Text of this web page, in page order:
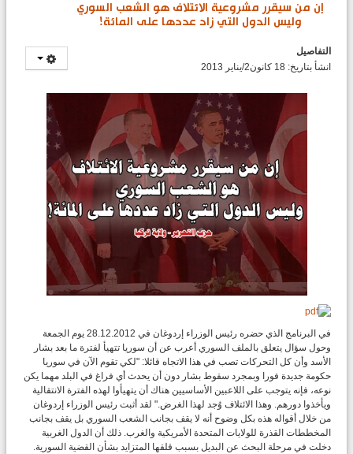
إن من سيقرر مشروعية الائتلاف هو الشعب السوري
وليس الدول التي زاد عددها على المائة!
التفاصيل
انشأ بتاريخ: 18 كانون2/يناير 2013
في البرنامج الذي حضره رئيس الوزراء إردوغان في 28.12.2012 يوم الجمعة
وحول سؤال يتعلق بالملف السوري أعرب عن أن سوريا تتهيأ لفترة ما بعد بشار
الأسد وأن كل التحركات تصب في هذا الاتجاه قائلا: "لكي تقوم الآن في سوريا
حكومة جديدة فورا وبمجرد سقوط بشار دون أن يحدث أي فراغ في البلد مهما يكن
نوعه، فإنه يتوجب على اللاعبين الأساسيين هناك أن يتهيأوا لهذه الفترة الانتقالية
ويأخذوا دورهم. وهذا الائتلاف وُجد لهذا الغرض." لقد أثبت رئيس الوزراء إردوغان
من خلال أقواله هذه بكل وضوح أنه لا يقف بجانب الشعب السوري بل يقف بجانب
المخططات القذرة للولايات المتحدة الأمريكية والغرب. ذلك أن الدول الغربية
دخلت في مرحلة البحث عن البديل بسبب قلقها المتزايد بشأن القضية السورية.